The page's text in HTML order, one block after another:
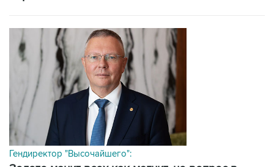
Гендиректор "Высочайшего":